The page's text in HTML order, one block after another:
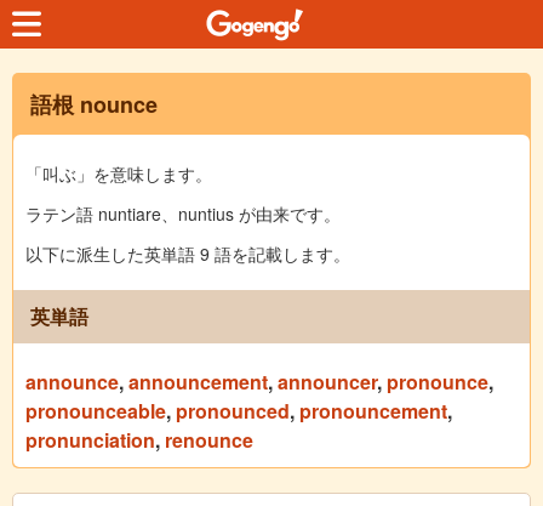
語根 nounce
「叫ぶ」を意味します。
ラテン語 nuntiare、nuntius が由来です。
以下に派生した英単語 9 語を記載します。
英単語
announce,announcement,announcer, pronounce,
pronounceable, pronounced, pronouncement,
pronunciation, renounce